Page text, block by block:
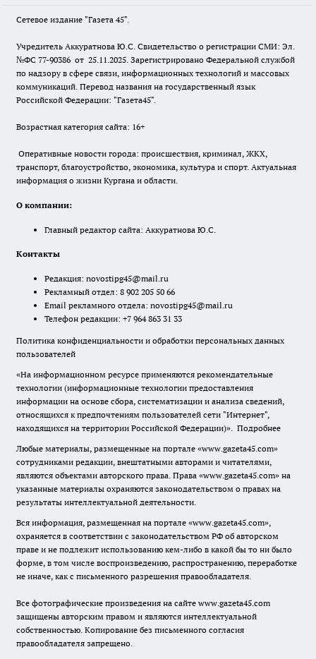
Сетевое издание "Газета 45".
Учредитель Аккуратнова Ю.С. Свидетельство о регистрации СМИ: Эл.
№ФС 77-90386 от 25.11.2025. Зарегистрировано Федеральной службой
по надзору в сфере связи, информационных технологий и массовых
коммуникаций. Перевод названия на государственный язык
Российской Федерации: "Газета45".
Возрастная категория сайта: 16+
Оперативные новости города: происшествия, криминал, ЖКХ,
транспорт, благоустройство, экономика, культура и спорт. Актуальная
информация о жизни Кургана и области.
О компании:
Главный редактор сайта: Аккуратнова Ю.С.
Контакты
Редакция: novostipg45@mail.ru
Рекламный отдел: 8 902 205 50 66
Email рекламного отдела: novostipg45@mail.ru
Телефон редакции: +7 964 863 31 33
Политика конфиденциальности и обработки персональных данных
пользователей
«На информационном ресурсе применяются рекомендательные
технологии (информационные технологии предоставления
информации на основе сбора, систематизации и анализа сведений,
относящихся к предпочтениям пользователей сети "Интернет",
находящихся на территории Российской Федерации)». Подробнее
Любые материалы, размещенные на портале «www.gazeta45.com»
сотрудниками редакции, внештатными авторами и читателями,
являются объектами авторского права. Права «www.gazeta45.com» на
указанные материалы охраняются законодательством о правах на
результаты интеллектуальной деятельности.
Вся информация, размещенная на портале «www.gazeta45.com»,
охраняется в соответствии с законодательством РФ об авторском
праве и не подлежит использованию кем-либо в какой бы то ни было
форме, в том числе воспроизведению, распространению, переработке
не иначе, как с письменного разрешения правообладателя.
Все фотографические произведения на сайте www.gazeta45.com
защищены авторским правом и являются интеллектуальной
собственностью. Копирование без письменного согласия
правообладателя запрещено.